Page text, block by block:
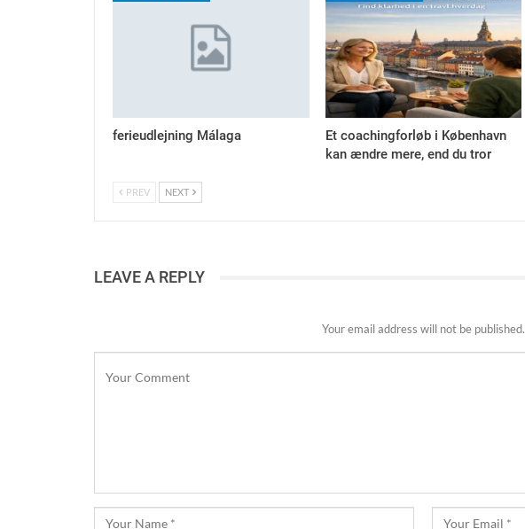
ferieudlejning Málaga
Et coachingforløb i København
kan ændre mere, end du tror
PREV NEXT
LEAVE A REPLY
Your email address will not be published.